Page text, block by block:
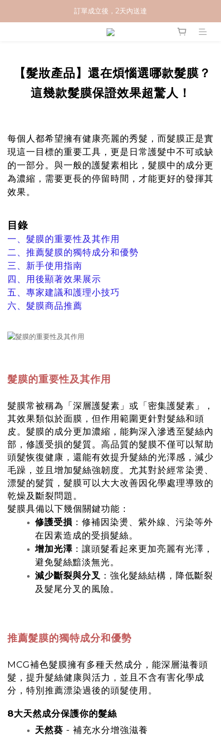
加入 MCG 會員｜即贈 $100 購物金
訂單成立後，2天內送達
官網下單指定門市取貨 滿$500免運費
【髮妝產品】還在煩惱選哪款髮膜？
這幾款髮膜保證效果超驚人！
每個人都希望擁有健康亮麗的秀髮，而髮膜正是實
現這一目標的重要工具，更是日常護髮中不可或缺
的一部分。與一般的護髮素相比，髮膜中的成分更
為濃縮，需要更長的停留時間，才能更好的發揮其
效果。
目錄
一、髮膜的重要性及其作用
二、推薦髮膜的獨特成分和優勢
三、新手使用指南
四、用後顯著效果展示
五、專家建議和護理小技巧
六、髮膜商品推薦
髮膜的重要性及其作用
髮膜常被稱為「深層護髮素」或「密集護髮素」，
其效果類似於面膜，但作用範圍更針對髮絲和頭
皮。髮膜的成分更加濃縮，能夠深入滲透至髮絲內
部，修護受損的髮質。高品質的髮膜不僅可以幫助
頭髮恢復健康，還能有效提升髮絲的光澤感，減少
毛躁，並且增加髮絲強韌度。尤其對於經常染燙、
漂髮的髮質，髮膜可以大大改善因化學處理導致的
乾燥及斷裂問題。
髮膜具備以下幾個關鍵功能：
修護受損 ：修補因染燙、紫外線、污染等外
在因素造成的受損髮絲。
增加光澤 ：讓頭髮看起來更加亮麗有光澤，
避免髮絲黯淡無光。
減少斷裂與分叉 ：強化髮絲結構，降低斷裂
及髮尾分叉的風險。
推薦髮膜的獨特成分和優勢
MCG補色髮膜擁有多種天然成分，能深層滋養頭
髮，提升髮絲健康與活力，並且不含有害化學成
分，特別推薦漂染過後的頭髮使用。
8大天然成分保護你的髮絲
天然葵 - 補充水分增強滋養